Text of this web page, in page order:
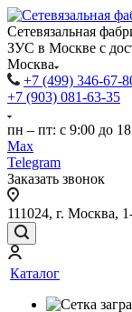
Сетевязальная
ЗУС в Москве с
Москва
+7 (499) 346-67-
+7 (903) 081-63-35
пн – пт: с 9:00 до
Max
Telegram
Заказать звонок
111024, г. Москва,
Каталог